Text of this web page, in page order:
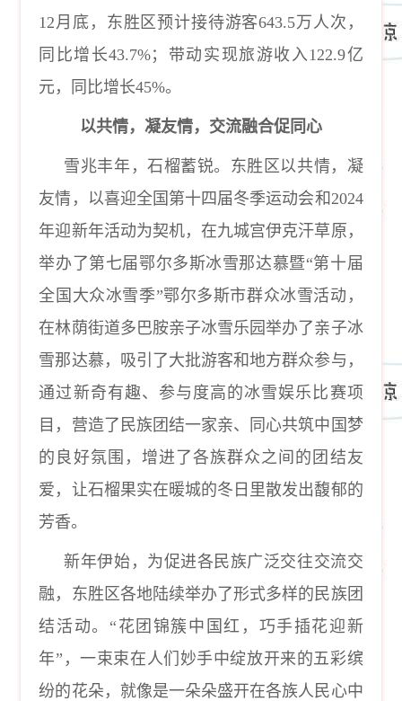
12月底，东胜区预计接待游客643.5万人次，
同比增长43.7%；带动实现旅游收入122.9亿
元，同比增长45%。
以共情，凝友情，交流融合促同心
雪兆丰年，石榴蓄锐。东胜区以共情，凝
友情，以喜迎全国第十四届冬季运动会和2024
年迎新年活动为契机，在九城宫伊克汗草原，
举办了第七届鄂尔多斯冰雪那达慕暨“第十届
全国大众冰雪季”鄂尔多斯市群众冰雪活动，
在林荫街道多巴胺亲子冰雪乐园举办了亲子冰
雪那达慕，吸引了大批游客和地方群众参与，
通过新奇有趣、参与度高的冰雪娱乐比赛项
目，营造了民族团结一家亲、同心共筑中国梦
的良好氛围，增进了各族群众之间的团结友
爱，让石榴果实在暖城的冬日里散发出馥郁的
芳香。
新年伊始，为促进各民族广泛交往交流交
融，东胜区各地陆续举办了形式多样的民族团
结活动。 “花团锦簇中国红，巧手插花迎新
年”，一束束在人们妙手中绽放开来的五彩缤
纷的花朵，就像是一朵朵盛开在各族人民心中